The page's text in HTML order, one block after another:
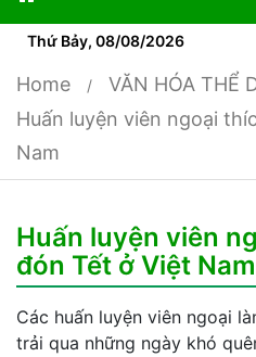
Thứ Bảy, 08/08/2026
Home
VĂN HÓA THỂ
Huấn luyện viên ngoại
Nam
Huấn luyện viên
đón Tết ở Việt Nam
Các huấn luyện viên ngoại
trải qua những ngày khó